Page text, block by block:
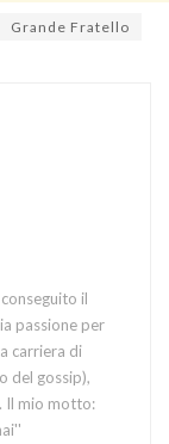
Grande Fratello
il
passione per
carriera di
del gossip),
Il mio motto: